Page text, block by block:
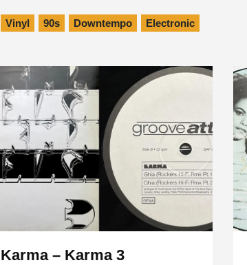
Vinyl 90s Downtempo Electronic
Karma – Karma 3